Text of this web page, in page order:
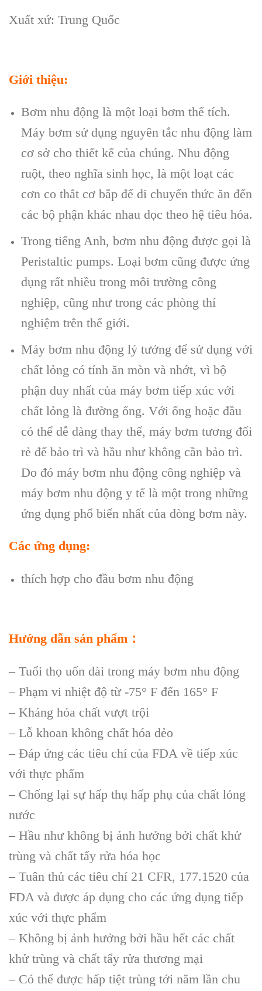
Xuất xứ: Trung Quốc
Giới thiệu:
Bơm nhu động là một loại bơm thể tích.
Máy bơm sử dụng nguyên tắc nhu động làm
cơ sở cho thiết kế của chúng. Nhu động
ruột, theo nghĩa sinh học, là một loạt các
cơn co thắt cơ bắp để di chuyển thức ăn đến
các bộ phận khác nhau dọc theo hệ tiêu hóa.
Trong tiếng Anh, bơm nhu động được gọi là
Peristaltic pumps. Loại bơm cũng được ứng
dụng rất nhiều trong môi trường công
nghiệp, cũng như trong các phòng thí
nghiệm trên thế giới.
Máy bơm nhu động lý tưởng để sử dụng với
chất lỏng có tính ăn mòn và nhớt, vì bộ
phận duy nhất của máy bơm tiếp xúc với
chất lỏng là đường ống. Với ống hoặc đầu
có thể dễ dàng thay thế, máy bơm tương đối
rẻ để bảo trì và hầu như không cần bảo trì.
Do đó máy bơm nhu động công nghiệp và
máy bơm nhu động y tế là một trong những
ứng dụng phổ biến nhất của dòng bơm này.
Các ứng dụng:
thích hợp cho đầu bơm nhu động
Hướng dẫn sản phẩm：
– Tuổi thọ uốn dài trong máy bơm nhu động
– Phạm vi nhiệt độ từ -75° F đến 165° F
– Kháng hóa chất vượt trội
– Lỗ khoan không chất hóa dẻo
– Đáp ứng các tiêu chí của FDA về tiếp xúc
với thực phẩm
– Chống lại sự hấp thụ hấp phụ của chất lỏng
nước
– Hầu như không bị ảnh hưởng bởi chất khử
trùng và chất tẩy rửa hóa học
– Tuân thủ các tiêu chí 21 CFR, 177.1520 của
FDA và được áp dụng cho các ứng dụng tiếp
xúc với thực phẩm
– Không bị ảnh hưởng bởi hầu hết các chất
khử trùng và chất tẩy rửa thương mại
– Có thể được hấp tiệt trùng tới năm lần chu